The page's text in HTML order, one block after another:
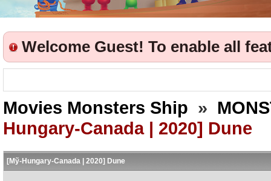
Welcome Guest! To enable all
Movies Monsters Ship »
Hungary-Canada | 2020] Dune
[Mỹ-Hungary-Canada | 2020] Dune